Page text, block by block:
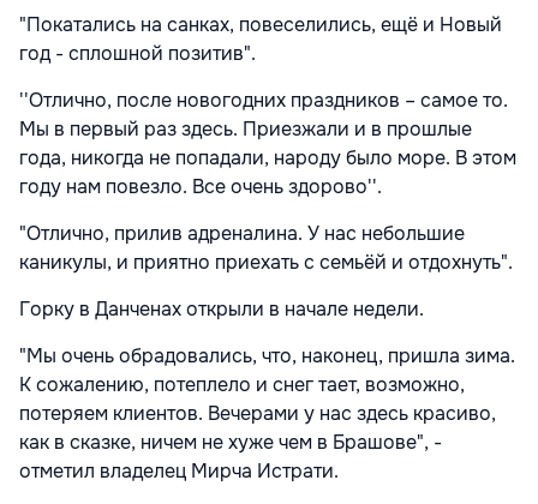
"Покатались на санках, повеселились, ещё и Новый
год - сплошной позитив".
''Отлично, после новогодних праздников – самое то.
Мы в первый раз здесь. Приезжали и в прошлые
года, никогда не попадали, народу было море. В этом
году нам повезло. Все очень здорово''.
"Отлично, прилив адреналина. У нас небольшие
каникулы, и приятно приехать с семьёй и отдохнуть".
Горку в Данченах открыли в начале недели.
"Мы очень обрадовались, что, наконец, пришла зима.
К сожалению, потеплело и снег тает, возможно,
потеряем клиентов. Вечерами у нас здесь красиво,
как в сказке, ничем не хуже чем в Брашове", -
отметил владелец Мирча Истрати.